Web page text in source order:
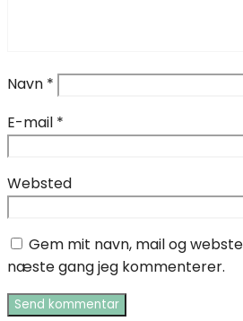
Navn *
E-mail *
Websted
Gem mit navn, mail og
næste gang jeg kommenterer.